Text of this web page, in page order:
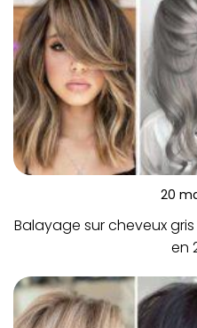
20
Balayage sur cheveux
en